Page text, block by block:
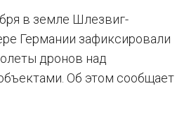
в земле Шлезвиг-
Германии зафиксировали
дронов над
Об этом сообщает